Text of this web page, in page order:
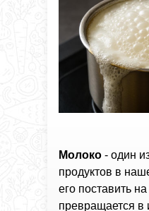
Молоко - один
продуктов в
его поставить
превращается в